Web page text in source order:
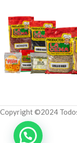
Copyright ©2024